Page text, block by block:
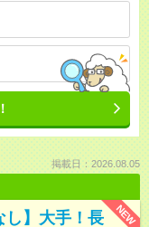
掲載日：2026.08.05
NEW
し】大手！長